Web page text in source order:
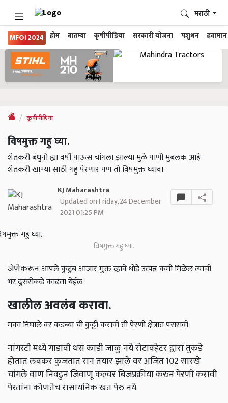
MFOI 2024 होम बातम्या कृषीपीडिया सरकारी योजना पशुधन हवामान
मराठी
कृषीपीडिया
विषमुक्त गहु घ्या.
शेतकरी बंधुनो ह्या वर्षी पाऊस चांगला झाल्या मुळे पाणी मुबलक आहे
शेतकरी खाण्या साठी गहु पेरणार पण तो विषमुक्त घ्यावा
KJ Maharashtra
Updated on Friday, 24 December
2021 01:25 PM
विषमुक्त गहु घ्या.
जेणेकरूनआपले कुटुंब आजार मुक्त व्हावे थोडे उत्पन्न कमी मिळेल त्याची
भर दुसरीकडे काढता येईल
खालील अवलंब करावा.
मका निघाले वर कडब्या ची कुट्टी करावी ती पेरणी क्षेत्रात पसरावी
नांगरटी मध्ये गाडावी धस काडी जाळु नये रोटावहेटर द्वारा तुकडे
होतात लवकर कुजतात रान तयार झाले वर अजित 102 सारखे
चांगले वाण निवडुन जिवाणू कल्चर बिजप्रक्रीया करुन पेरणी करावी
पेरतांना कोणतेच रासायनिक खत पेरु नये